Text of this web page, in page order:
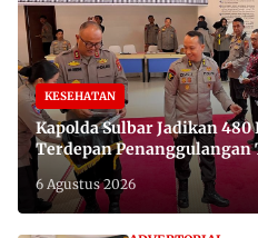
KESEHATAN
Kapolda Sulbar Jadikan
Terdepan Penanggulangan
di 650 Desa
6 Agustus 2026